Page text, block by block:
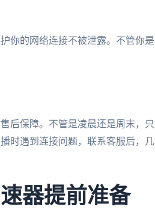
你的网络连接不被泄露。不管你是
后保障。不管是凌晨还是周末，只
时遇到连接问题，联系客服后，几
器提前准备